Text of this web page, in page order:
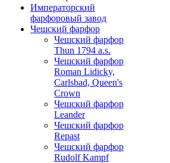
Императорский
фарфоровый завод
Чешский фарфор
Чешский фарфор
Thun 1794 a.s.
Чешский фарфор
Roman Lidicky,
Carlsbad, Queen's
Crown
Чешский фарфор
Leander
Чешский фарфор
Repast
Чешский фарфор
Rudolf Kampf